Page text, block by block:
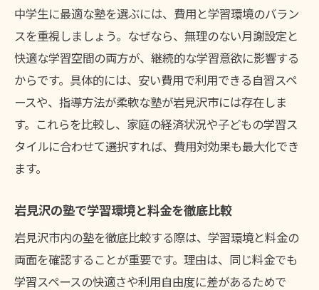
中学生に最適な塾を選ぶには、費用と学習環境のバラン
スを重視しましょう。なぜなら、無理のない月謝設定と
快適な学習空間の両方が、継続的な学習意欲に影響する
からです。具体的には、安い費用で利用できる自習スペ
ースや、指導方法が柔軟な塾が岩見沢市には存在しま
す。これらを比較し、家庭の経済状況や子どもの学習ス
タイルに合わせて選択すれば、費用対効果も最大化でき
ます。
岩見沢の塾で学習環境と料金を徹底比較
岩見沢市内の塾を徹底比較する際は、学習環境と料金の
両面を確認することが重要です。理由は、同じ料金でも
学習スペースの快適さや利用自由度に差があるためで